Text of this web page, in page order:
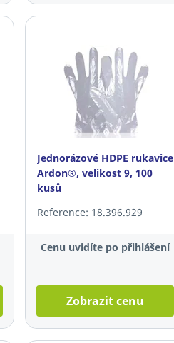
Jednorázové HDPE rukavice
Ardon®, velikost 9, 100
kusů
Reference: 18.396.929
Cenu uvidíte po přihlášení
Zobrazit cenu